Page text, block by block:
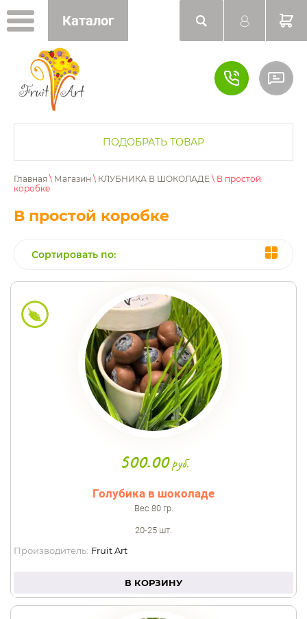
Каталог
ПОДОБРАТЬ ТОВАР
Главная \ Магазин \ КЛУБНИКА В ШОКОЛАДЕ \ В простой
коробке
В простой коробке
Сортировать по:
500.00руб.
Голубика в шоколаде
Вес 80 гр.
20-25 шт.
Производитель: Fruit Art
В КОРЗИНУ